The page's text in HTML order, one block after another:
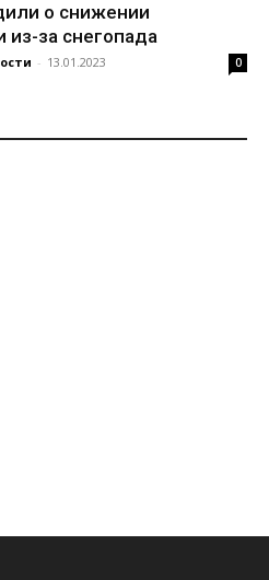
о снижении
из-за снегопада
- 13.01.2023 0